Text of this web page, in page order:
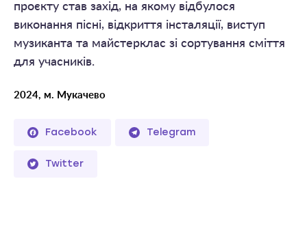
проєкту став захід, на якому відбулося
виконання пісні, відкриття інсталяції, виступ
музиканта та майстерклас зі сортування сміття
для учасників.
2024, м. Мукачево
Facebook Telegram
Twitter